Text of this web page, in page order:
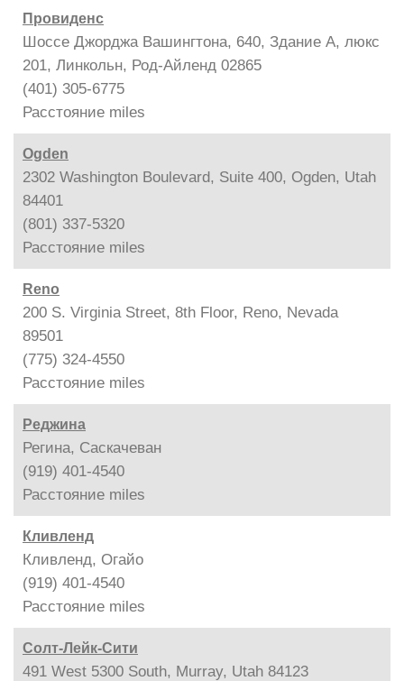
Провиденс
Шоссе Джорджа Вашингтона, 640, Здание A, люкс
201, Линкольн, Род-Айленд 02865
(401) 305-6775
Расстояние miles
Ogden
2302 Washington Boulevard, Suite 400, Ogden, Utah
84401
(801) 337-5320
Расстояние miles
Reno
200 S. Virginia Street, 8th Floor, Reno, Nevada
89501
(775) 324-4550
Расстояние miles
Реджина
Регина, Саскачеван
(919) 401-4540
Расстояние miles
Кливленд
Кливленд, Огайо
(919) 401-4540
Расстояние miles
Солт-Лейк-Сити
491 West 5300 South, Murray, Utah 84123